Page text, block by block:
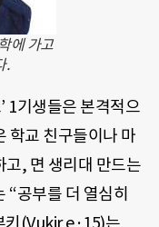
에 가고
.
1기생들은 본격적으
학교 친구들이나 마
고, 면 생리대 만드는
공부를 더 열심히